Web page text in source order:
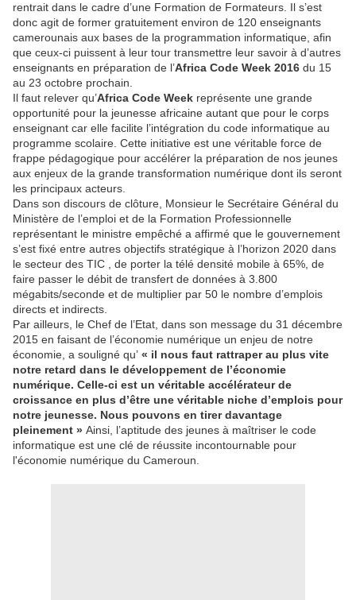
rentrait dans le cadre d’une Formation de Formateurs. Il s’est
donc agit de former gratuitement environ de 120 enseignants
camerounais aux bases de la programmation informatique, afin
que ceux-ci puissent à leur tour transmettre leur savoir à d’autres
enseignants en préparation de l’Africa Code Week 2016 du 15
au 23 octobre prochain.
Il faut relever qu’Africa Code Week représente une grande
opportunité pour la jeunesse africaine autant que pour le corps
enseignant car elle facilite l’intégration du code informatique au
programme scolaire. Cette initiative est une véritable force de
frappe pédagogique pour accélérer la préparation de nos jeunes
aux enjeux de la grande transformation numérique dont ils seront
les principaux acteurs.
Dans son discours de clôture, Monsieur le Secrétaire Général du
Ministère de l’emploi et de la Formation Professionnelle
représentant le ministre empêché a affirmé que le gouvernement
s’est fixé entre autres objectifs stratégique à l’horizon 2020 dans
le secteur des TIC , de porter la télé densité mobile à 65%, de
faire passer le débit de transfert de données à 3.800
mégabits/seconde et de multiplier par 50 le nombre d’emplois
directs et indirects.
Par ailleurs, le Chef de l’Etat, dans son message du 31 décembre
2015 en faisant de l’économie numérique un enjeu de notre
économie, a souligné qu’ « il nous faut rattraper au plus vite
notre retard dans le développement de l’économie
numérique. Celle-ci est un véritable accélérateur de
croissance en plus d’être une véritable niche d’emplois pour
notre jeunesse. Nous pouvons en tirer davantage
pleinement » Ainsi, l’aptitude des jeunes à maîtriser le code
informatique est une clé de réussite incontournable pour
l'économie numérique du Cameroun.